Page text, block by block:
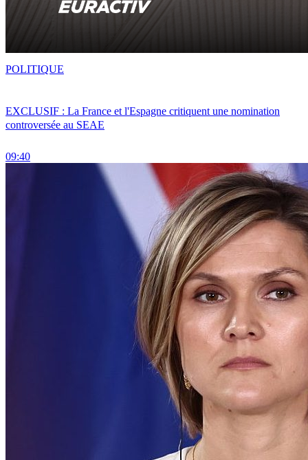
EXCLUSIF : La France et l'Espagne critiquent une nomination
controversée au SEAE
09:40
POLITIQUE